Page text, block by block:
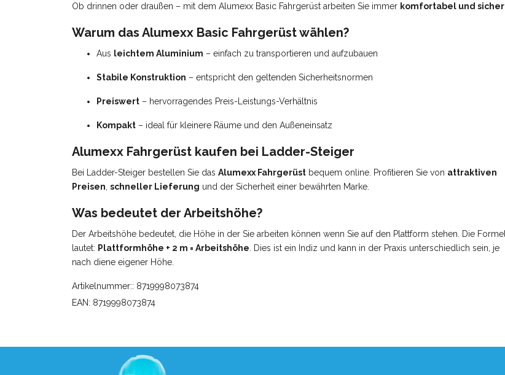
Ob drinnen oder draußen – mit dem Alumexx Basic Fahrgerüst arbeiten Sie immer komfortabel und sicher
Warum das Alumexx Basic Fahrgerüst wählen?
Aus leichtem Aluminium – einfach zu transportieren und aufzubauen
Stabile Konstruktion – entspricht den geltenden Sicherheitsnormen
Preiswert – hervorragendes Preis-Leistungs-Verhältnis
Kompakt – ideal für kleinere Räume und den Außeneinsatz
Alumexx Fahrgerüst kaufen bei Ladder-Steiger
Bei Ladder-Steiger bestellen Sie das Alumexx Fahrgerüst bequem online. Profitieren Sie von attraktiven
Preisen schneller Lieferung und der Sicherheit einer bewährten Marke.
Was bedeutet der Arbeitshöhe?
Der Arbeitshöhe bedeutet, die Höhe in der Sie arbeiten können wenn Sie auf den Plattform stehen. Die Formel
lautet: Plattformhöhe + 2 m = Arbeitshöhe . Dies ist ein Indiz und kann in der Praxis unterschiedlich sein, je
nach diene eigener Höhe.
Artikelnummer:: 8719998073874
EAN: 8719998073874